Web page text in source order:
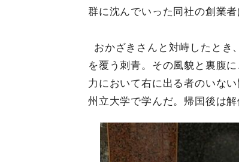
群に沈んでいった同社の創業者
おかざきさんと対峙したとき
を覆う刺青。その風貌と裏腹
力において右に出る者のいな
州立大学で学んだ。帰国後は